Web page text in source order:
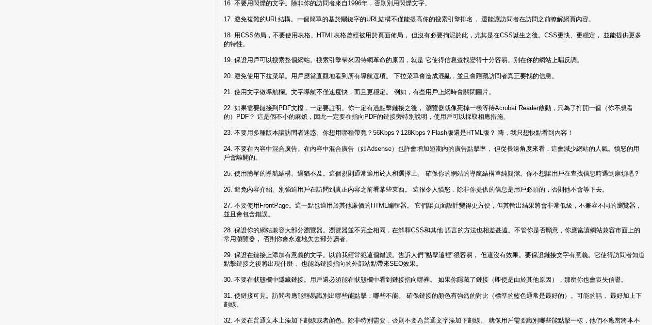
16. 不要用閃爍的文字。除非你的訪問者來自1996年，否則別用閃爍文字。
17. 避免複雜的URL結構。一個簡單的基於關鍵字的URL結構不僅能提高你的搜索引擎排名， 還能讓訪問者在訪問之前瞭解網頁內容。
18. 用CSS佈局，不要使用表格。HTML表格曾經被用於頁面佈局， 但沒有必要拘泥於此，尤其是在CSS誕生之後。CSS更快、更穩定， 並能提供更多
的特性。
19. 保證用戶可以搜索整個網站。搜索引擎帶來因特網革命的原因，就是 它使得信息查找變得十分容易。別在你的網站上唱反調。
20. 避免使用下拉菜單。用戶應當直觀地看到所有導航選項。 下拉菜單會造成混亂，並且會隱藏訪問者真正要找的信息。
21. 使用文字做導航欄。文字導航不僅速度快，而且更穩定。 例如，有些用戶上網時會關閉圖片。
22. 如果需要鏈接到PDF文檔，一定要註明。你一定有過點擊鏈接之後， 瀏覽器就像死掉一樣等待Acrobat Reader啟動，只為了打開一個（你不想看
的）PDF？ 這是個不小的麻煩，因此一定要在指向PDF的鏈接旁特別說明，使用戶可以採取相應措施。
23. 不要用多種版本讓訪問者迷惑。你想用哪種帶寬？56Kbps？128Kbps？Flash版還是HTML版？ 嗨，我只想快點看到內容！
24. 不要在內容中混合廣告。在內容中混合廣告（如Adsense）也許會增加短期內的廣告點擊率， 但從長遠角度來看，這會減少網站的人氣。憤怒的用
戶會離開的。
25. 使用簡單的導航結構。過猶不及。這個規則通常適用於人和選擇上。 確保你的網站的導航結構單純簡潔。你不想讓用戶在查找信息時遇到麻煩吧？
26. 避免內容介紹。別強迫用戶在訪問到真正內容之前看某些東西。 這很令人憤怒，除非你提供的信息是用戶必須的，否則他不會等下去。
27. 不要使用FrontPage。這一點也適用於其他廉價的HTML編輯器。 它們讓頁面設計變得更方便，但其輸出結果將會非常低級，不兼容不同的瀏覽器，
並且會包含錯誤。
28. 保證你的網站兼容大部分瀏覽器。瀏覽器並不完全相同，在解釋CSS和其他 語言的方法也相差甚遠。不管你是否願意，你應當讓網站兼容市面上的
常用瀏覽器， 否則你會永遠地失去部分讀者。
29. 保證在鏈接上添加有意義的文字。以前我經常犯這個錯誤。告訴人們"點擊這裡"很容易， 但這沒有效果。要保證鏈接文字有意義。它使得訪問者知道
點擊鏈接之後將出現什麼， 也能為鏈接指向的外部站點帶來SEO效果。
30. 不要在狀態欄中隱藏鏈接。用戶還必須能在狀態欄中看到鏈接指向哪裡。 如果你隱藏了鏈接（即使是由於其他原因），那麼你也會喪失信譽。
31. 使鏈接可見。訪問者應能輕易識別出哪些能點擊，哪些不能。 確保鏈接的顏色有強烈的對比（標準的藍色通常是最好的）。可能的話， 最好加上下
劃線。
32. 不要在普通文本上添加下劃線或者顏色。除非特別需要，否則不要為普通文字添加下劃線。 就像用戶需要識別哪些能點擊一樣，他們不應當將本不